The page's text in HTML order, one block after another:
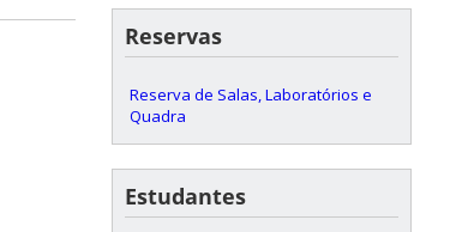
Reservas
Reserva de Salas, Laboratórios e
Quadra
Estudantes